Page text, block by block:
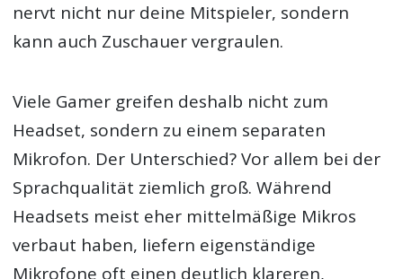
nervt nicht nur deine Mitspieler, sondern
kann auch Zuschauer vergraulen.
Viele Gamer greifen deshalb nicht zum
Headset, sondern zu einem separaten
Mikrofon. Der Unterschied? Vor allem bei der
Sprachqualität ziemlich groß. Während
Headsets meist eher mittelmäßige Mikros
verbaut haben, liefern eigenständige
Mikrofone oft einen deutlich klareren,